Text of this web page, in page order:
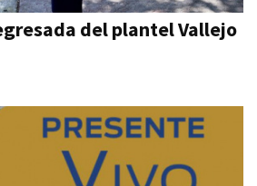
del plantel Vallejo